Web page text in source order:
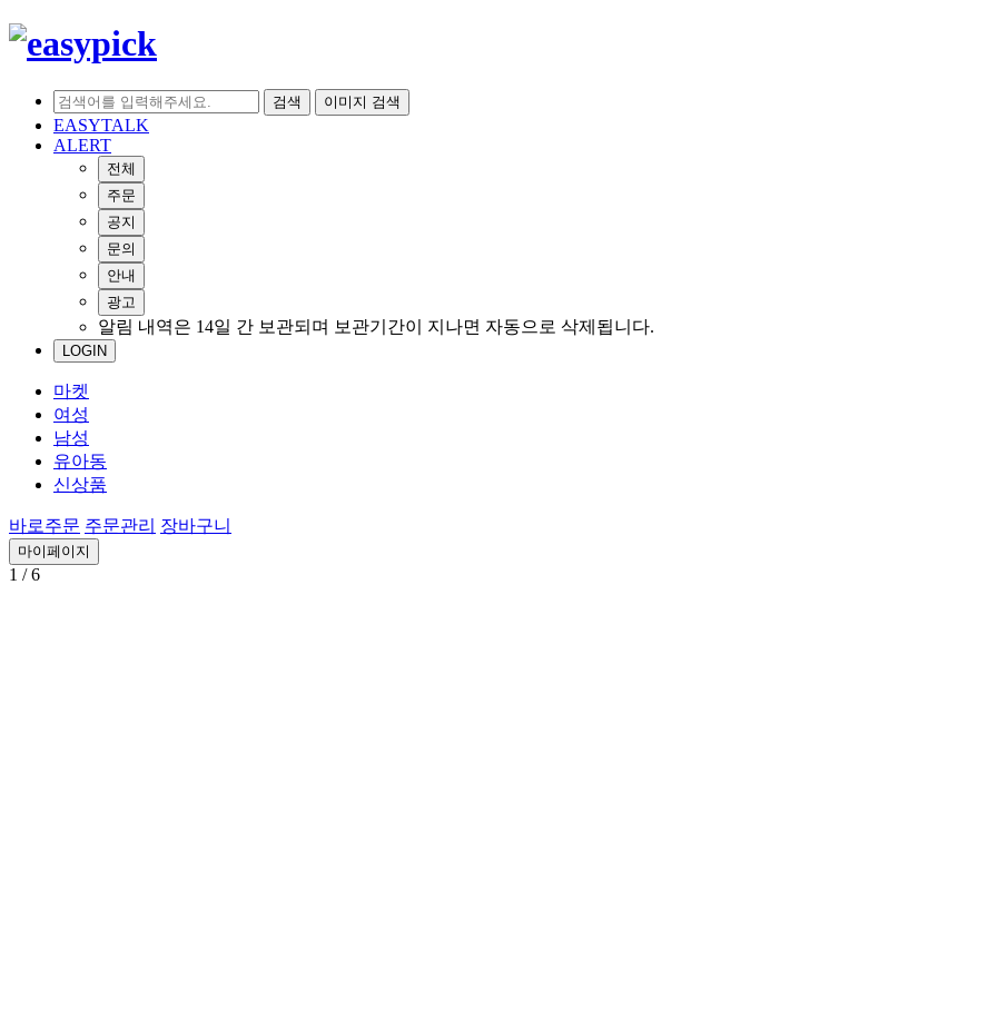
검색 이미지 검색
EASYTALK
ALERT
전체
주문
공지
문의
안내
광고
알림 내역은 14일 간 보관되며 보관기간이 지나면 자동으로 삭제됩니다.
LOGIN
마켓
여성
남성
유아동
신상품
바로주문 주문관리 장바구니
마이페이지
1 / 6